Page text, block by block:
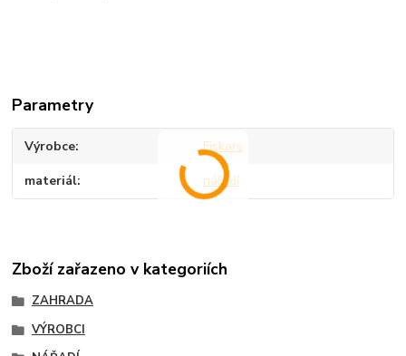
Parametry
Výrobce Fiskars
materiál nářadí
Zboží zařazeno v kategoriích
ZAHRADA
VÝROBCI